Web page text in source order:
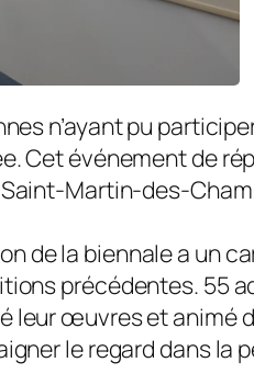
n’ayant pu
Cet événement de
Martin-des-
de la biennale a un
précédentes. 55
leur œuvres et animé
le regard dans la